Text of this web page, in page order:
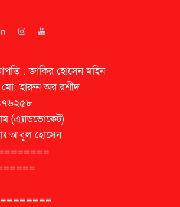
: জাকির হোসেন মহিন
: মো: হারুন অর রশীদ
(এ্যাডভোকেট)
আবুল হোসেন